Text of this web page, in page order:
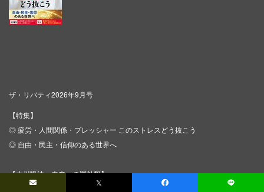
𝕏
ザ・リバティ2026年9月号
【特集】
◎ 疲労・人間関係・プレッシャー このストレスどう抜こう
◎ 自由・民主・信仰のある世界へ
【大川隆法・未来への羅針盤】
人の気持ちが分からない人は人が使えない